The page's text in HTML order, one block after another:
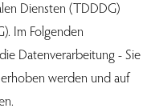
Diensten (TDDDG)
Im Folgenden
Datenverarbeitung - Sie
werden und auf